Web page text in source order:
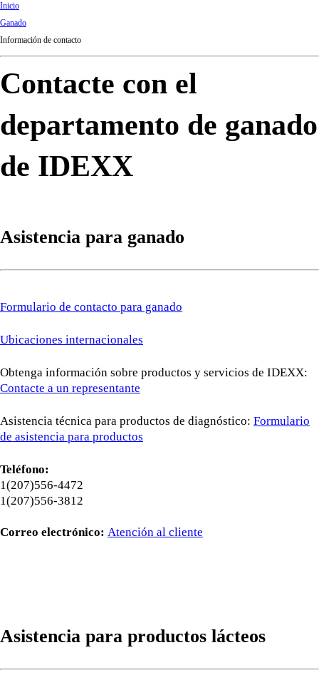
m
Inicio
Ganado
Información de contacto
Contacte con el
departamento de ganado
de IDEXX
Asistencia para ganado
Formulario de contacto para ganado
Ubicaciones internacionales
Obtenga información sobre productos y servicios de IDEXX:
Contacte a un representante
Asistencia técnica para productos de diagnóstico: Formulario
de asistencia para productos
Teléfono:
1(207)556-4472
1(207)556-3812
Correo electrónico: Atención al cliente
Asistencia para productos lácteos